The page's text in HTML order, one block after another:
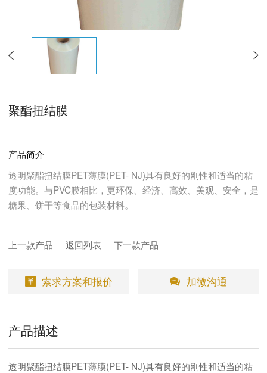
聚酯扭结膜
产品简介
透明聚酯扭结膜PET薄膜(PET- NJ)具有良好的刚性和适当的粘
度功能。与PVC膜相比，更环保、经济、高效、美观、安全，是
糖果、饼干等食品的包装材料。
上一款产品 返回列表 下一款产品
索求方案和报价 加微沟通
产品描述
透明聚酯扭结膜PET薄膜(PET- NJ)具有良好的刚性和适当的粘